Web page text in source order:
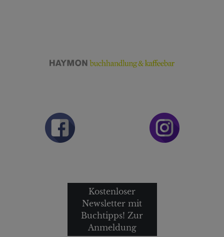
Kostenloser
Newsletter mit
Buchtipps! Zur
Anmeldung